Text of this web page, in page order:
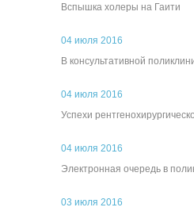
Вспышка холеры на Гаити
04 июля 2016
В консультативной
04 июля 2016
Успехи
04 июля 2016
Электронная очередь в
03 июля 2016